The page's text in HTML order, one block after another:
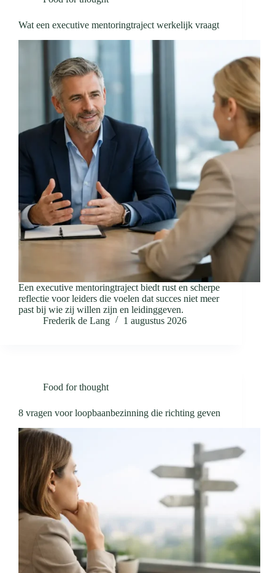
Wat een executive mentoringtraject werkelijk vraagt
Een executive mentoringtraject biedt rust en scherpe
reflectie voor leiders die voelen dat succes niet meer
past bij wie zij willen zijn en leidinggeven.
Frederik de Lang
1 augustus 2026
Food for thought
8 vragen voor loopbaanbezinning die richting geven